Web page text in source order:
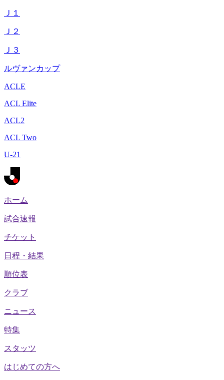
Ｊ１
Ｊ２
Ｊ３
ルヴァンカップ
ACLE
ACL Elite
ACL2
ACL Two
U-21
ホーム
試合速報
チケット
日程・結果
順位表
クラブ
ニュース
特集
スタッツ
はじめての方へ